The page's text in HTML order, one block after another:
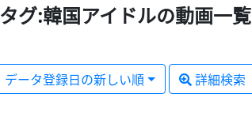
タグ:韓国アイドルの動画一覧
データ登録日の新しい順 詳細検索